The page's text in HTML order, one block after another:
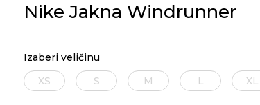
Nike Jakna Windrunner
Izaberi veličinu
XS
S M L XL